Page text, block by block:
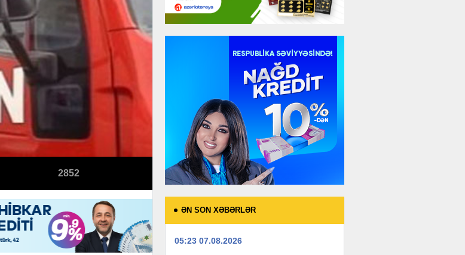
2852
ƏN SON XƏBƏRLƏR
05:23 07.08.2026